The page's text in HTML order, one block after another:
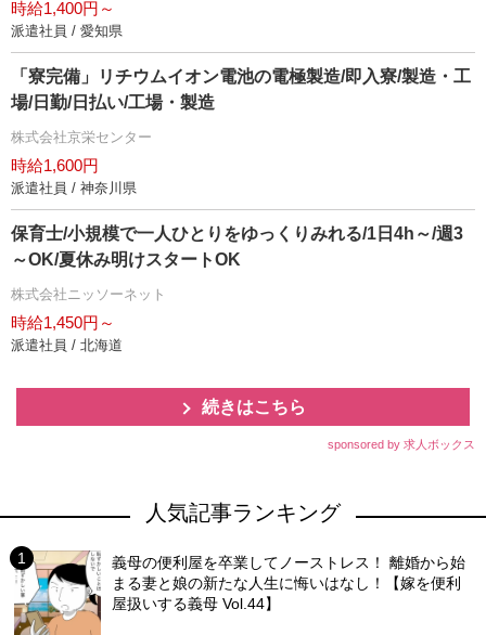
時給1,400円～
派遣社員 / 愛知県
「寮完備」リチウムイオン電池の電極製造/即入寮/製造・工
場/日勤/日払い/工場・製造
株式会社京栄センター
時給1,600円
派遣社員 / 神奈川県
保育士/小規模で一人ひとりをゆっくりみれる/1日4h～/週3
～OK/夏休み明けスタートOK
株式会社ニッソーネット
時給1,450円～
派遣社員 / 北海道
続きはこちら
sponsored by 求人ボックス
人気記事ランキング
義母の便利屋を卒業してノーストレス！ 離婚から始
まる妻と娘の新たな人生に悔いはなし！【嫁を便利
屋扱いする義母 Vol.44】